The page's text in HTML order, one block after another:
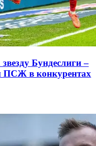
Бундеслиги –
ПСЖ в конкурентах